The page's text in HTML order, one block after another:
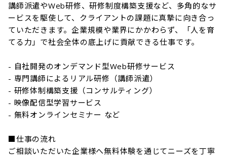
講師派遣やWeb研修、研修制度構築支援など、多角的なサ
ービスを駆使して、クライアントの課題に真摯に向き合っ
ていただきます。企業規模や業界にかかわらず、「人を育
てる力」で社会全体の底上げに貢献できる仕事です。
- 自社開発のオンデマンド型Web研修サービス
- 専門講師によるリアル研修（講師派遣）
- 研修体制構築支援（コンサルティング）
- 映像配信型学習サービス
- 無料オンラインセミナー など
■仕事の流れ
ご相談いただいた企業様へ無料体験を通じてニーズを丁寧